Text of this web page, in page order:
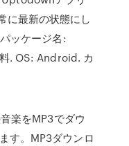
最新の状態にし
ッケージ名:
. OS: Android. カ
楽をMP3でダウ
す。MP3ダウンロ